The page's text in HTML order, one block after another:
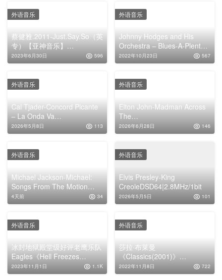
Diego Fasolis (Harpsichord)
蔡健雅.2011-Just.Say.So（英
专）【亚神音乐】
【WAV+CUE】
2023年6月30日 596
外语音乐
Johnny Hodges and His
Orchestra – Blues-A-Plenty
24K[WAV+CUE]
2022年10月23日 567
外语音乐
Cal Tjader-Concord Picante
– La Onda Va
BienDSD64|2.8MHz/1bit
2026年5月8日 113
外语音乐
Elton John-Madman Across
The
WaterFLAC|5.1CH|DolbyAtm
os|Auro-3D
2026年6月28日 146
外语音乐
Michael Jackson-Michael:
Songs From The Motion
PictureWAV|44.1kHz/16bit
4天前 34
外语音乐
Elvis Presley-King
CreoleDSD64|2.8MHz/1bit
2026年5月5日 101
外语音乐
冰封地狱殿堂级好评老鹰乐队
Eagles《Hell Freezes
Over》DTS专辑下载
2023年11月1日 1.1K
外语音乐
莎拉·布莱曼
《Classics(2001)》
[WAV+CUE]
2022年11月8日 722
外语音乐